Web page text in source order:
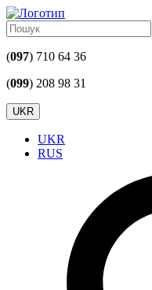
(097) 710 64 36
(099) 208 98 31
UKR
UKR
RUS